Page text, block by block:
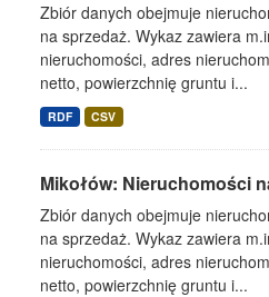
Zbiór danych obejmuje
na sprzedaż. Wykaz zawiera
nieruchomości, adres
netto, powierzchnię gruntu i...
RDF CSV
Mikołów: Nieruchomości
Zbiór danych obejmuje
na sprzedaż. Wykaz zawiera
nieruchomości, adres
netto, powierzchnię gruntu i...